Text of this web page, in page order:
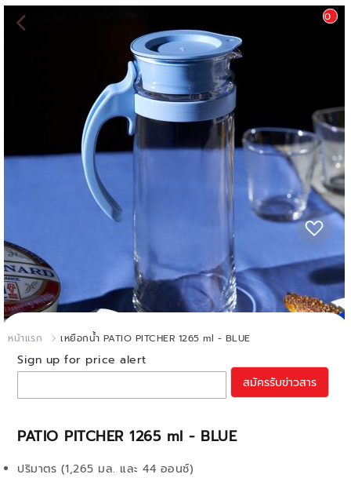
0
หน้าแรก เหยือกน้ำ PATIO PITCHER 1265 ml - BLUE
PATIO PITCHER 1265 ml - BLUE
ปริมาตร (1,265 มล. และ 44 ออนซ์)
Sign up for price alert
สมัครรับข่าวสาร